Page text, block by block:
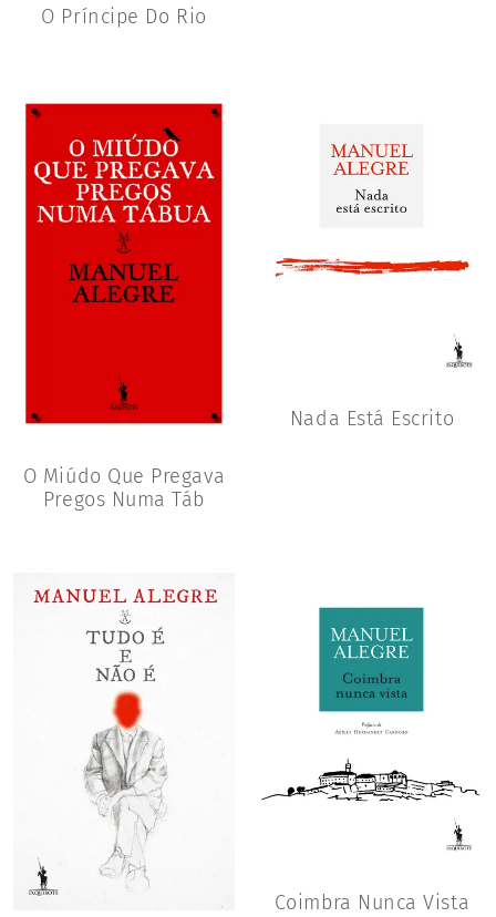
O Príncipe Do Rio
O Miúdo Que Pregava
Pregos Numa Táb
Nada Está Escrito
Coimbra Nunca Vista